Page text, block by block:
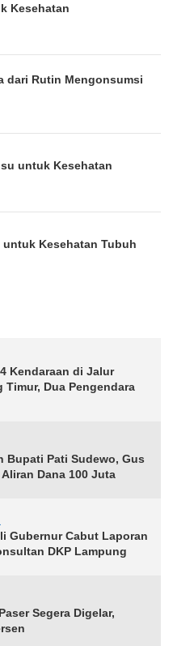
Kesehatan
dari Rutin Mengonsumsi
untuk Kesehatan
Kesehatan Tubuh
Kendaraan di Jalur
Dua Pengendara
Bupati Pati Sudewo, Gus
Dana 100 Juta
Gubernur Cabut Laporan
DKP Lampung
Segera Digelar,